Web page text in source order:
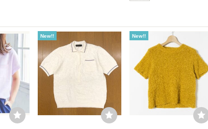
New!! New!!